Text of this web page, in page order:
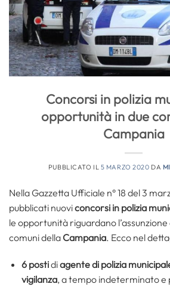
Concorsi in polizia
opportunità in due
Campania
PUBBLICATO IL 5 MARZO 2020 DA
Nella Gazzetta Ufficiale n° 18 del 3
pubblicati nuoviconcorsi in polizia
le opportunità riguardano
comuni della Campania. Ecco nel
6 postidiagente di polizia
vigilanza, a tempo indeterminato e